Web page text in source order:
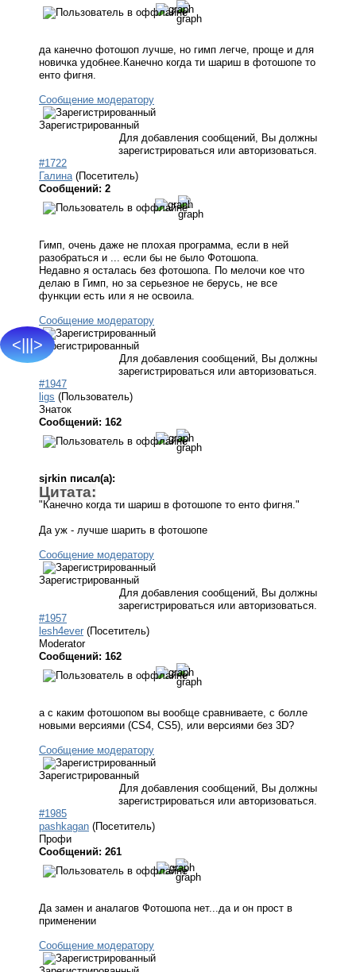
<|||>
да канечно фотошоп лучше, но гимп легче, проще и для
новичка удобнее.Канечно когда ти шариш в фотошопе то
енто фигня.
Сообщение модератору
Зарегистрированный
Для добавления сообщений, Вы должны
зарегистрироваться или авторизоваться.
#1722
Галина (Посетитель)
Сообщений: 2
Гимп, очень даже не плохая программа, если в ней
разобраться и ... если бы не было Фотошопа.
Недавно я осталась без фотошопа. По мелочи кое что
делаю в Гимп, но за серьезное не берусь, не все
функции есть или я не освоила.
Сообщение модератору
Зарегистрированный
Для добавления сообщений, Вы должны
зарегистрироваться или авторизоваться.
#1947
ligs (Пользователь)
Знаток
Сообщений: 162
sjrkin писал(а):
Цитата:
"Канечно когда ти шариш в фотошопе то енто фигня."
Да уж - лучше шарить в фотошопе
Сообщение модератору
Зарегистрированный
Для добавления сообщений, Вы должны
зарегистрироваться или авторизоваться.
#1957
lesh4ever (Посетитель)
Moderator
Сообщений: 162
а с каким фотошопом вы вообще сравниваете, с болле
новыми версиями (CS4, CS5), или версиями без 3D?
Сообщение модератору
Зарегистрированный
Для добавления сообщений, Вы должны
зарегистрироваться или авторизоваться.
#1985
pashkagan (Посетитель)
Профи
Сообщений: 261
Да замен и аналагов Фотошопа нет...да и он прост в
применении
Сообщение модератору